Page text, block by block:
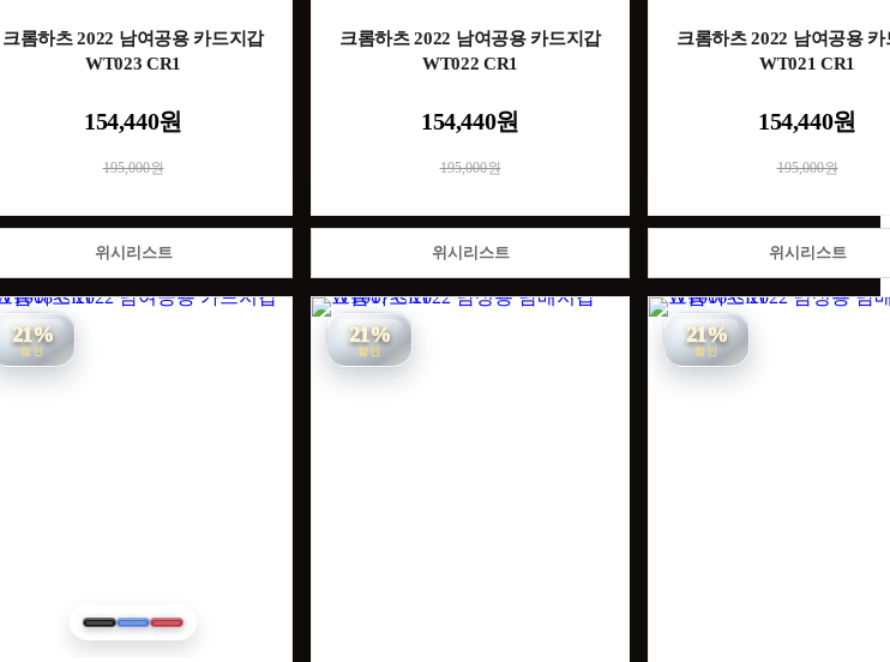
크롬하츠 2022 남여공용 카드지갑
WT023 CR1
154,440원
195,000원
위시리스트
크롬하츠 2022 남여공용 카드지갑
WT022 CR1
154,440원
195,000원
위시리스트
크롬하츠 2022 남여공용
WT021 CR1
154,440원
195,000원
위시리스트
21%
할인
21%
할인
21%
할인